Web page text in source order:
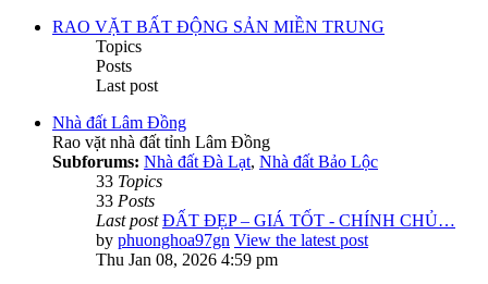
RAO VẶT BẤT ĐỘNG SẢN MIỀN TRUNG
Topics
Posts
Last post
Nhà đất Lâm Đồng
Rao vặt nhà đất tỉnh Lâm Đồng
Subforums: Nhà đất Đà Lạt, Nhà đất Bảo Lộc
33 Topics
33 Posts
Last post ĐẤT ĐẸP – GIÁ TỐT - CHÍNH CHỦ…
by phuonghoa97gn View the latest post
Thu Jan 08, 2026 4:59 pm